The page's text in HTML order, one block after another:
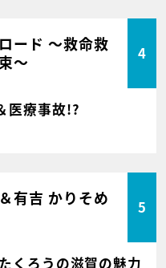
ード ～救命救
～
4
医療事故!?
有吉 かりそめ
5
くろうの滋賀の魅力